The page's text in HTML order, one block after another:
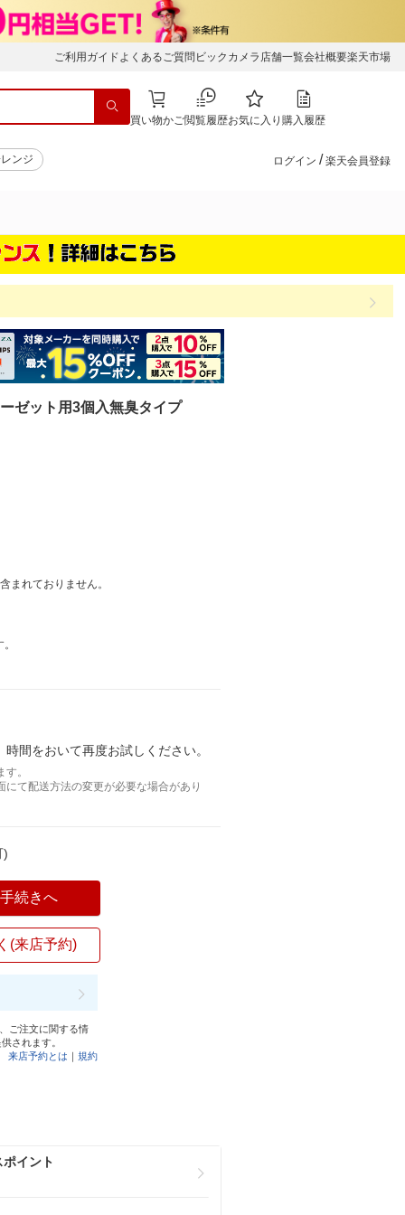
ご利用ガイド よくあるご質問 ビックカメラ店舗一覧会社概要楽天市場
買い物かご閲覧履歴お気に入り 購入履歴
ンジ ログイン / 楽天会員登録
ゼット用3個入無臭タイプ
まれておりません。
間をおいて再度お試しください。
。
て配送方法の変更が必要な場合があり
)
続きへ
(来店予約)
ご注文に関する情
されます。
来店予約とは ｜規約
イント